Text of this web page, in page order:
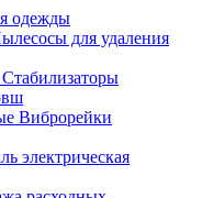
одежды
для удаления
Стабилизаторы
Виброрейки
электрическая